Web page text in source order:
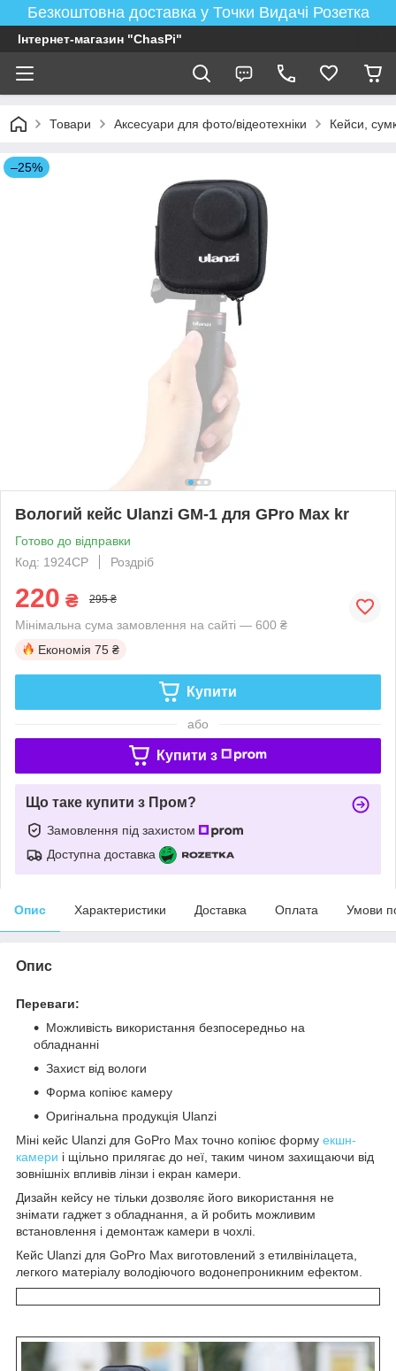
Безкоштовна доставка у Точки Видачі Розетка
Інтернет-магазин "ChasPi"
Товари Аксесуари для фото/відеотехніки Кейси,
–25%
Вологий кейс Ulanzi GM-1 для GPro Max kr
Готово до відправки
Код: 1924CP
Роздріб
220 ₴ 295 ₴
Мінімальна сума замовлення на сайті — 600 ₴
Економія 75 ₴
Купити
або
Купити з
Що таке купити з Пром?
Замовлення під захистом
Доступна доставка
Опис Характеристики Доставка Оплата Умови
Опис
Переваги:
Можливість використання безпосередньо на
обладнанні
Захист від вологи
Форма копіює камеру
Оригінальна продукція Ulanzi
Міні кейс Ulanzi для GoPro Max точно копіює форму екшн-
камери і щільно прилягає до неї, таким чином захищаючи від
зовнішніх впливів лінзи і екран камери.
Дизайн кейсу не тільки дозволяє його використання не
знімати гаджет з обладнання, а й робить можливим
встановлення і демонтаж камери в чохлі.
Кейс Ulanzi для GoPro Max виготовлений з етилвінілацета,
легкого матеріалу володіючого водонепроникним ефектом.